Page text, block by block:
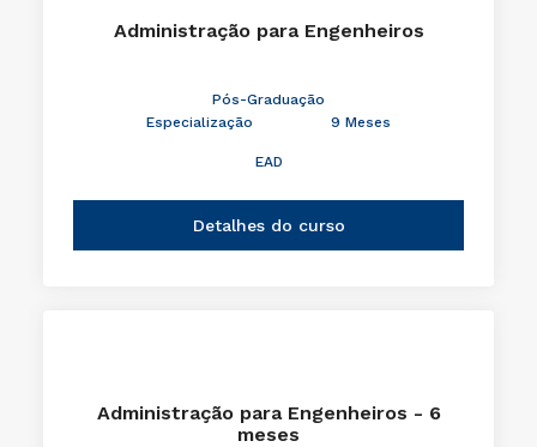
Administração para Engenheiros
Pós-Graduação
Especialização
9 Meses
EAD
Detalhes do curso
Administração para Engenheiros - 6
meses